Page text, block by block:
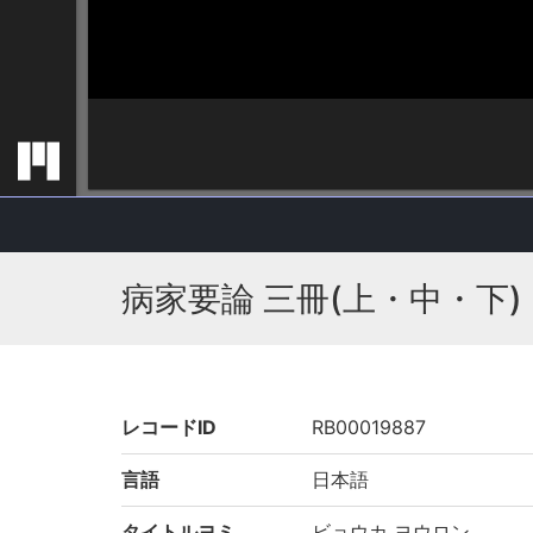
病家要論 三冊(上・中・下)
レコードID RB00019887
言語 日本語